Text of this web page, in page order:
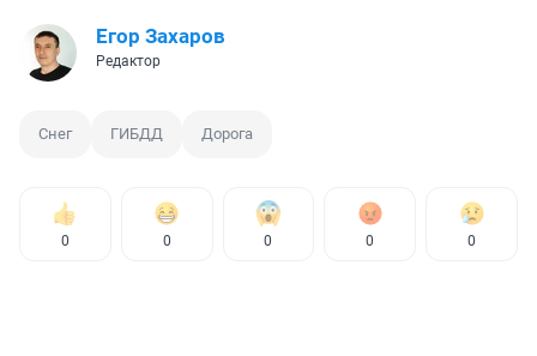
Егор Захаров
Редактор
Снег ГИБДД Дорога
0 0 0 0 0